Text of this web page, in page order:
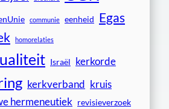
communie eenheid Egas
homorelaties
Israël kerkorde
kerkverband kruis
hermeneutiek revisieverzoek